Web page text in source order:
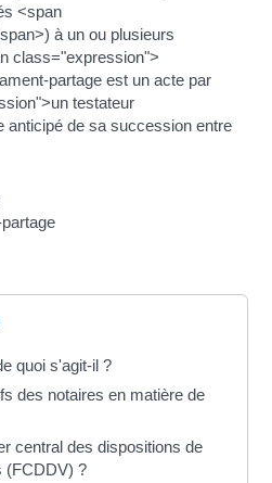
<span
à un ou plusieurs
class="expression">
partage est un acte par
testateur
anticipé de sa succession entre
quoi s'agit-il ?
des notaires en matière de
central des dispositions de
(FCDDV) ?